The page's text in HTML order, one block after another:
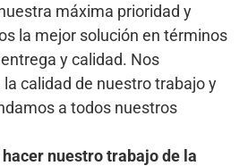
máxima prioridad y
la mejor solución en términos
y calidad. Nos
calidad de nuestro trabajo y
a todos nuestros
nuestro trabajo de la